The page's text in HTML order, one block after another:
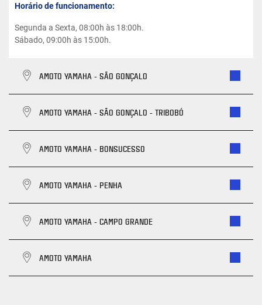
Horário de funcionamento:
Segunda a Sexta, 08:00h às 18:00h.
Sábado, 09:00h às 15:00h.
AMOTO YAMAHA - SÃO GONÇALO
AMOTO YAMAHA - SÃO GONÇALO - TRIBOBÓ
AMOTO YAMAHA - BONSUCESSO
AMOTO YAMAHA - PENHA
AMOTO YAMAHA - CAMPO GRANDE
AMOTO YAMAHA